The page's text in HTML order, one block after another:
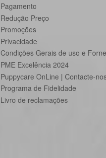
Pagamento
Redução Preço
Promoções
Privacidade
Condições Gerais de uso e
PME Excelência 2024
Puppycare OnLine | Contacte-
Programa de Fidelidade
Livro de reclamações